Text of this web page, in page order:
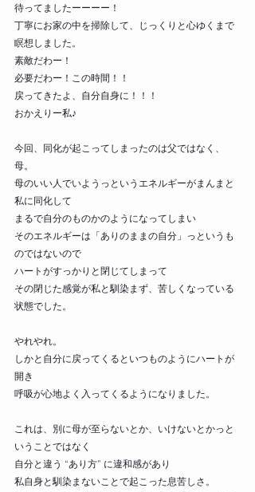
待ってましたーーーー！
丁寧にお家の中を掃除して、じっくりと心ゆくまで
瞑想しました。
素敵だわー！
必要だわー！この時間！！
戻ってきたよ、自分自身に！！！
おかえりー私♪
今回、同化が起こってしまったのは父ではなく、
母。
母のいい人でいようっというエネルギーがまんまと
私に同化して
まるで自分のものかのようになってしまい
そのエネルギーは「ありのままの自分」っというも
のではないので
ハートがすっかりと閉じてしまって
その閉じた感覚が私と馴染まず、苦しくなっている
状態でした。
やれやれ。
しかと自分に戻ってくるといつものようにハートが
開き
呼吸が心地よく入ってくるようになりました。
これは、別に母が至らないとか、いけないとかっと
いうことではなく
自分と違う “あり方” に違和感があり
私自身と馴染まないことで起こった息苦しさ。